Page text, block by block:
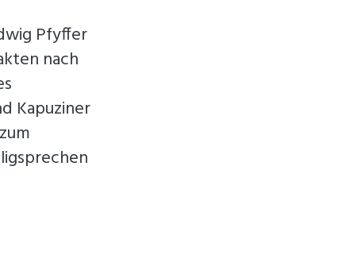
Pfyffer
nach
Kapuziner